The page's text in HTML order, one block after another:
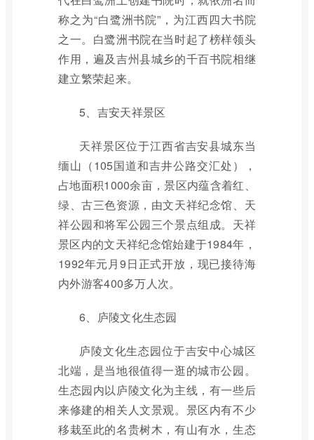
称之为“白鹭洲书院”，为江西四大书院
之一。白鹭洲书院在当时起了榜样领头
作用，遍及吉州县城乡的千百书院相继
建立繁荣起来。
5、吉安天祥景区
天祥景区位于江西省吉安县城东当
缅山（105国道和吉井公路交汇处），
占地面积1000余亩，景区内蕴含着红、
绿、古三色资源，由文天祥纪念馆、天
祥公园和将军公园三个景点组成。天祥
景区内的文天祥纪念馆始建于1984年，
1992年元月9日正式开放，现已接待海
内外游客400多万人次。
6、庐陵文化生态园
庐陵文化生态园位于吉安中心城区
北端，是当地很值得一逛的城市公园。
生态园内以庐陵文化为主线，有一些后
来修建的相关人文景观。景区内有不少
移栽至此的名贵树木，有山有水，生态